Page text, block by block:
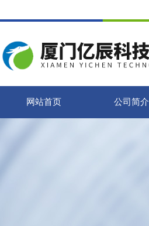
网站首页 公司简介